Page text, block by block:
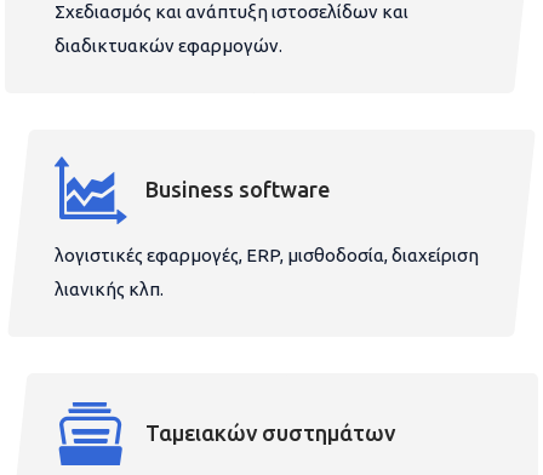
Σχεδιασμός και ανάπτυξη ιστοσελίδων και
διαδικτυακών εφαρμογών.
Business software
λογιστικές εφαρμογές, ERP, μισθοδοσία, διαχείριση
λιανικής κλπ.
Ταμειακών συστημάτων